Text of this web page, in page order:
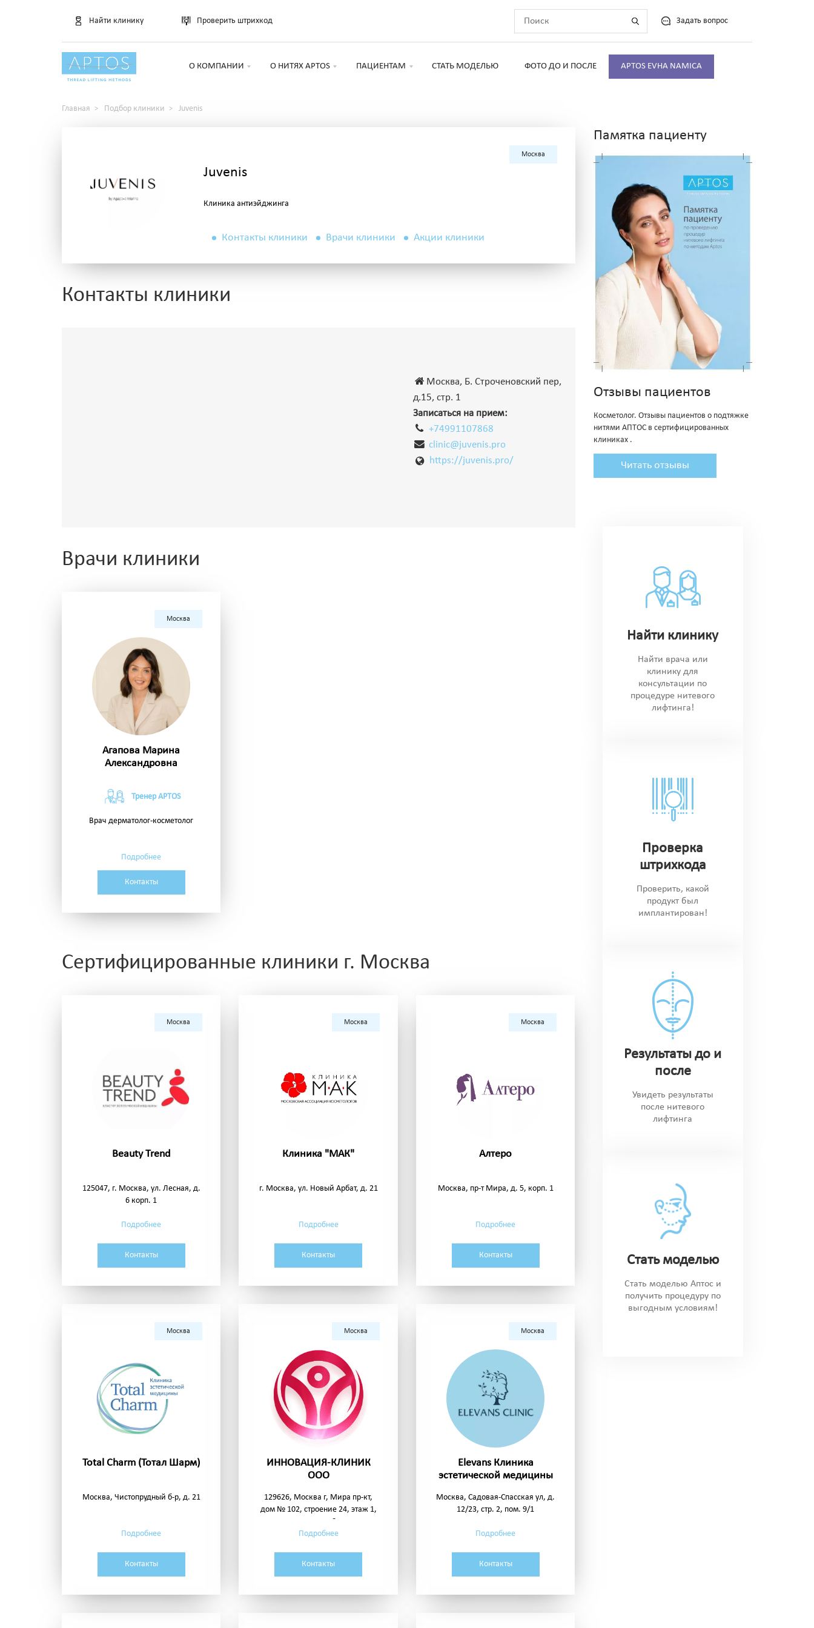
Найти клинику Проверить штрихкод Задать вопрос
О КОМПАНИИ О НИТЯХ APTOS ПАЦИЕНТАМ СТАТЬ МОДЕЛЬЮ ФОТО ДО И ПОСЛЕ APTOS EVHA NAMICA
Главная Подбор клиники Juvenis
Москва
Juvenis
Клиника антиэйджинга
Контакты клиники Врачи клиники Акции клиники
Контакты клиники
Москва, Б. Строченовский пер,
д.15, стр. 1
Записаться на прием:
+74991107868
clinic@juvenis.pro
https://juvenis.pro/
Врачи клиники
Москва
Агапова Марина
Александровна
Тренер APTOS
Врач дерматолог-косметолог
Подробнее
Контакты
Сертифицированные клиники г. Москва
Москва
Beauty Trend
125047, г. Москва, ул. Лесная, д.
6 корп. 1
Подробнее
Контакты
Москва
Клиника "МАК"
г. Москва, ул. Новый Арбат, д. 21
Подробнее
Контакты
Москва
Алтеро
Москва, пр-т Мира, д. 5, корп. 1
Подробнее
Контакты
Москва
Total Charm (Тотал Шарм)
Москва, Чистопрудный б-р, д. 21
Подробнее
Контакты
Москва
ИННОВАЦИЯ-КЛИНИК
ООО
129626, Москва г, Мира пр-кт,
дом № 102, строение 24, этаж 1,
комната 8
Подробнее
Контакты
Москва
Elevans Клиника
эстетической медицины
Москва, Садовая-Спасская ул, д.
12/23, стр. 2, пом. 9/1
Подробнее
Контакты
Памятка пациенту
Отзывы пациентов
Косметолог. Отзывы пациентов о подтяжке
нитями АПТОС в сертифицированных
клиниках .
Читать отзывы
Найти клинику
Найти врача или
клинику для
консультации по
процедуре нитевого
лифтинга!
Проверка
штрихкода
Проверить, какой
продукт был
имплантирован!
Результаты до и
после
Увидеть результаты
после нитевого
лифтинга
Стать моделью
Стать моделью Аптос и
получить процедуру по
выгодным условиям!